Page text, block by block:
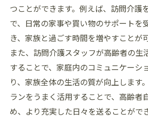
信頼関係がもたらす利用者
訪問介護スタッフとの絆で
穏
訪問介護が生み出す心理的
利用者と介護スタッフの絆が育
訪問介護が育むスタッフと
安心感を生む訪問介護の信頼
つことができます。例えば、訪問介護
で、日常の家事や買い物のサポートを
き、家族と過ごす時間を増やすことが
また、訪問介護スタッフが高齢者の生
することで、家庭内のコミュニケーシ
り、家族全体の生活の質が向上します
ランをうまく活用することで、高齢者
め、より充実した日々を送ることがで